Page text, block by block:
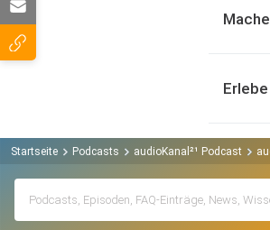
Startseite Podcasts audioKanal²¹ Podcast